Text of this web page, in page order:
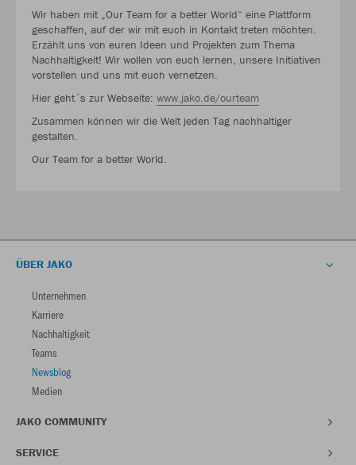
Wir haben mit „Our Team for a better World“ eine Plattform
geschaffen, auf der wir mit euch in Kontakt treten möchten.
Erzählt uns von euren Ideen und Projekten zum Thema
Nachhaltigkeit! Wir wollen von euch lernen, unsere Initiativen
vorstellen und uns mit euch vernetzen.
Hier geht´s zur Webseite: www.jako.de/ourteam
Zusammen können wir die Welt jeden Tag nachhaltiger
gestalten.
Our Team for a better World.
ÜBER JAKO
Unternehmen
Karriere
Nachhaltigkeit
Teams
Newsblog
Medien
JAKO COMMUNITY
SERVICE